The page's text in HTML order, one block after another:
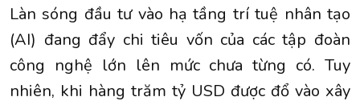
Làn sóng đầu tư vào hạ tầng trí tuệ nhân tạo
(AI) đang đẩy chi tiêu vốn của các tập đoàn
công nghệ lớn lên mức chưa từng có. Tuy
nhiên, khi hàng trăm tỷ USD được đổ vào xây